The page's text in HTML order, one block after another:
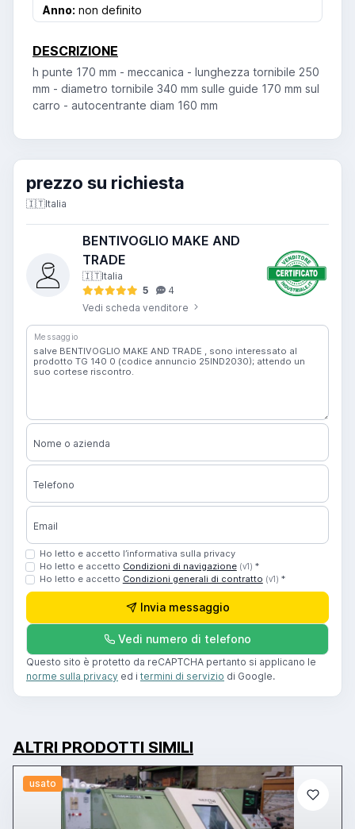
Anno: non definito
DESCRIZIONE
h punte 170 mm - meccanica - lunghezza tornibile 250
mm - diametro tornibile 340 mm sulle guide 170 mm sul
carro - autocentrante diam 160 mm
prezzo su richiesta
🇮🇹Italia
BENTIVOGLIO MAKE AND
TRADE
🇮🇹Italia
5
4
Vedi scheda venditore
Messaggio
Nome o azienda
Telefono
Email
Ho letto e accetto l’informativa sulla privacy
Ho letto e accetto Condizioni di navigazione (v1) *
Ho letto e accetto Condizioni generali di contratto (v1) *
Invia messaggio
Vedi numero di telefono
Questo sito è protetto da reCAPTCHA pertanto si applicano le
norme sulla privacy ed i termini di servizio di Google.
ALTRI PRODOTTI SIMILI
usato